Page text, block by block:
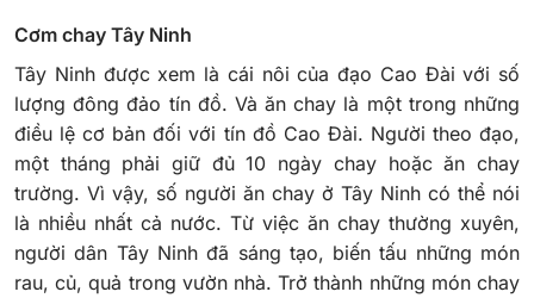
Cơm chay Tây Ninh
Tây Ninh được xem là cái nôi của đạo Cao Đài với số
lượng đông đảo tín đồ. Và ăn chay là một trong những
điều lệ cơ bản đối với tín đồ Cao Đài. Người theo đạo,
một tháng phải giữ đủ 10 ngày chay hoặc ăn chay
trường. Vì vậy, số người ăn chay ở Tây Ninh có thể nói
là nhiều nhất cả nước. Từ việc ăn chay thường xuyên,
người dân Tây Ninh đã sáng tạo, biến tấu những món
rau, củ, quả trong vườn nhà. Trở thành những món chay